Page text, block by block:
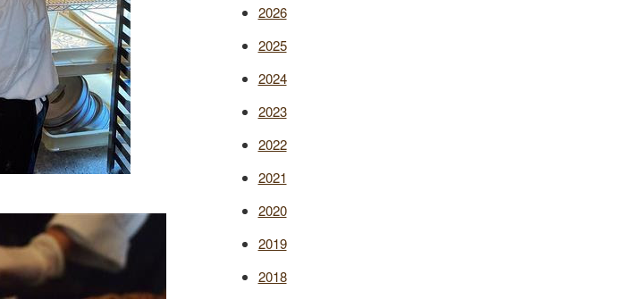
2026
2025
2024
2023
2022
2021
2020
2019
2018